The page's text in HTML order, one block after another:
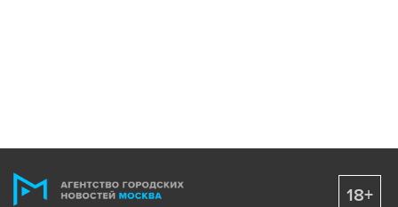
18+